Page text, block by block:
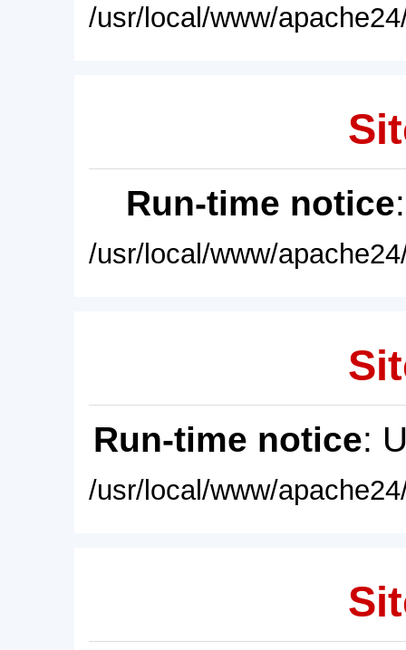
/usr/local/www/
Run-time notice
/usr/local/www/
Run-time notice:
/usr/local/www/